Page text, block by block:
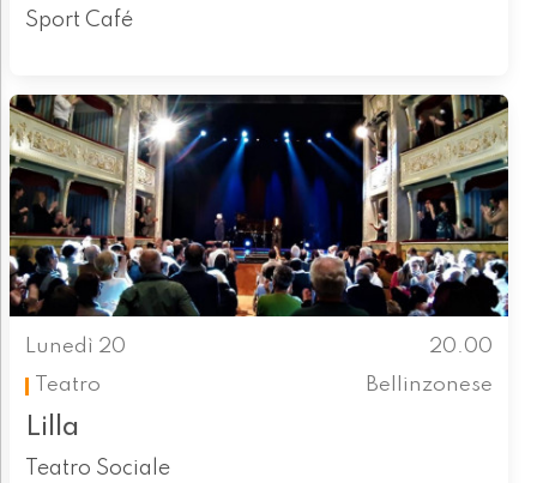
Sport Café
Lunedì 20
20.00
Teatro
Bellinzonese
Lilla
Teatro Sociale